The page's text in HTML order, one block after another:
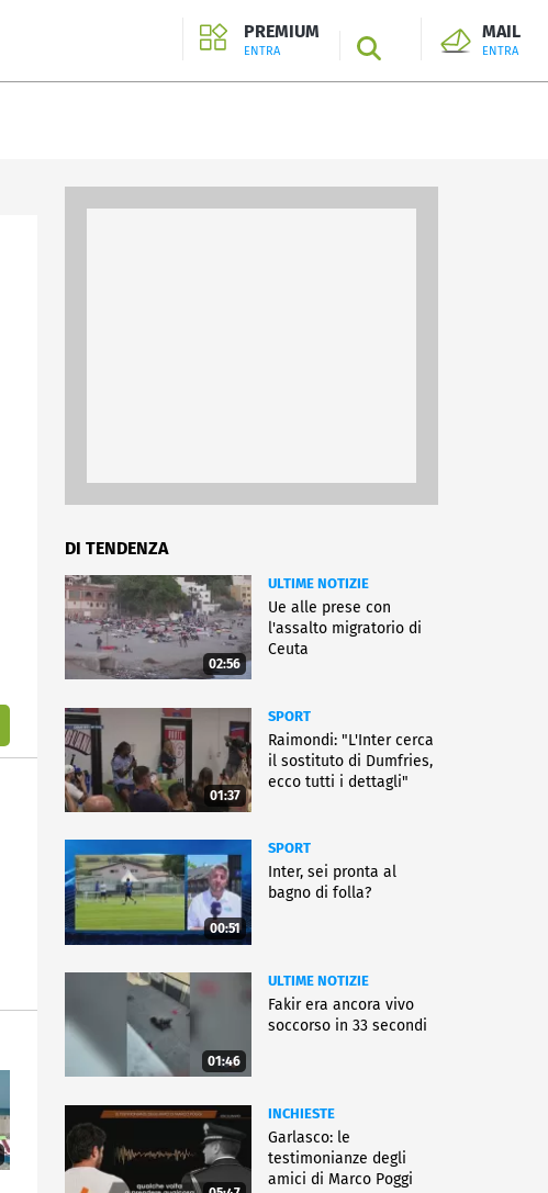
PREMIUM
ENTRA SEARCH
MAIL
ENTRA
DI TENDENZA
02:56
ULTIME NOTIZIE
Ue alle prese con
l'assalto migratorio di
Ceuta
01:37
SPORT
Raimondi: "L'Inter cerca
il sostituto di Dumfries,
ecco tutti i dettagli"
00:51
SPORT
Inter, sei pronta al
bagno di folla?
01:46
ULTIME NOTIZIE
Fakir era ancora vivo
soccorso in 33 secondi
INCHIESTE
Garlasco: le
testimonianze degli
amici di Marco Poggi